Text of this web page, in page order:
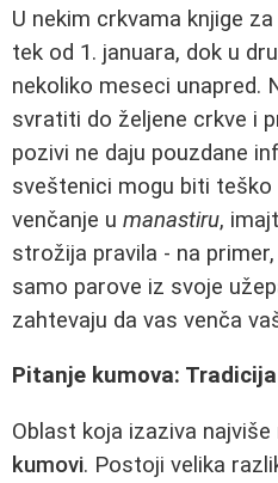
U nekim crkvama knjige
tek od 1. januara, dok u
nekoliko meseci unapred.
svratiti do željene crkve i
pozivi ne daju pouzdane
sveštenici mogu biti
venčanje u manastiru,
strožija pravila - na
samo parove iz svoje
zahtevaju da vas venča
Pitanje kumova:
Oblast koja izaziva
kumovi. Postoji velika